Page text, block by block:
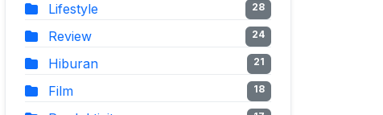
Lifestyle 28
Review 24
Hiburan 21
Film 18